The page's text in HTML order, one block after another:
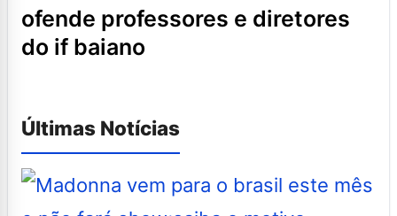
ofende professores e diretores
do if baiano
Últimas Notícias